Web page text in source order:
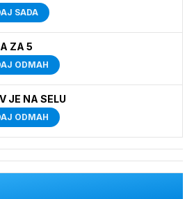
SADA
ZA 5
ODMAH
JE NA SELU
ODMAH